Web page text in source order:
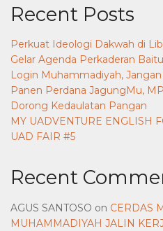
Recent Posts
Perkuat Ideologi Dakwah di
Gelar Agenda Perkaderan
Login Muhammadiyah,
Panen Perdana JagungMu,
Dorong Kedaulatan Pangan
MY UADVENTURE ENGLISH
UAD FAIR #5
Recent
AGUS SANTOSO on CERDAS
MUHAMMADIYAH JALIN